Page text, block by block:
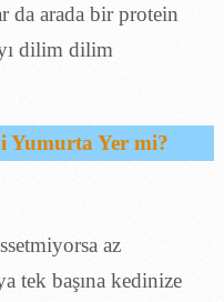
da arada bir protein
dilim dilim
Yumurta Yer mi?
az
tek başına kedinize